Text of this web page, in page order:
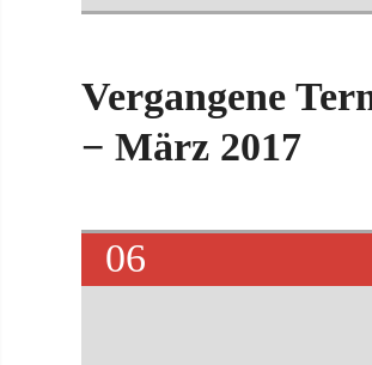
Vergangene
− März 2017
06